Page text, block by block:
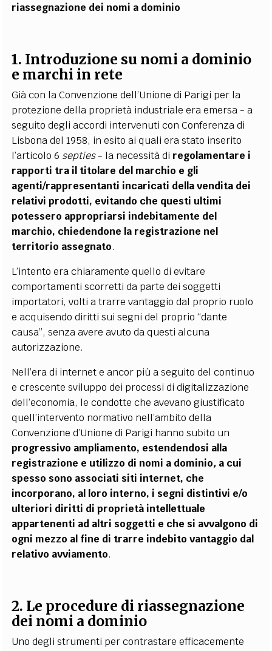
riassegnazione dei nomi a dominio
1. Introduzione su nomi a dominio
e marchi in rete
Già con la Convenzione dell’Unione di Parigi per la
protezione della proprietà industriale era emersa - a
seguito degli accordi intervenuti con Conferenza di
Lisbona del 1958, in esito ai quali era stato inserito
l’articolo 6 septies- la necessità di regolamentare i
rapporti tra il titolare del marchio e gli
agenti/rappresentanti incaricati della vendita dei
relativi prodotti, evitando che questi ultimi
potessero appropriarsi indebitamente del
marchio, chiedendone la registrazione nel
territorio assegnato.
L’intento era chiaramente quello di evitare
comportamenti scorretti da parte dei soggetti
importatori, volti a trarre vantaggio dal proprio ruolo
e acquisendo diritti sui segni del proprio “dante
causa”, senza avere avuto da questi alcuna
autorizzazione.
Nell’era di internet e ancor più a seguito del continuo
e crescente sviluppo dei processi di digitalizzazione
dell’economia, le condotte che avevano giustificato
quell’intervento normativo nell’ambito della
Convenzione d’Unione di Parigi hanno subito un
progressivo ampliamento, estendendosi alla
registrazione e utilizzo di nomi a dominio, a cui
spesso sono associati siti internet, che
incorporano, al loro interno, i segni distintivi e/o
ulteriori diritti di proprietà intellettuale
appartenenti ad altri soggetti e che si avvalgono di
ogni mezzo al fine di trarre indebito vantaggio dal
relativo avviamento.
2. Le procedure di riassegnazione
dei nomi a dominio
Uno degli strumenti per contrastare efficacemente